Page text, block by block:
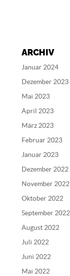
r
n
i
v
ARCHIV
Januar 2024
Dezember 2023
Mai 2023
April 2023
März 2023
Februar 2023
Januar 2023
Dezember 2022
November 2022
Oktober 2022
September 2022
August 2022
Juli 2022
Juni 2022
Mai 2022